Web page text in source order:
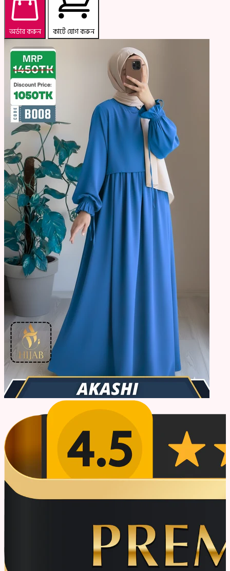
অর্ডার করুন কার্টে যোগ করুন